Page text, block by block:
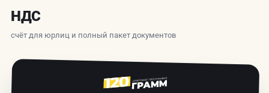
НДС
счёт для юрлиц и полный пакет документов